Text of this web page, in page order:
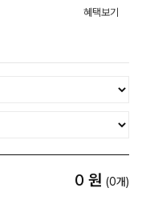
혜택보기
0 원 (0개)